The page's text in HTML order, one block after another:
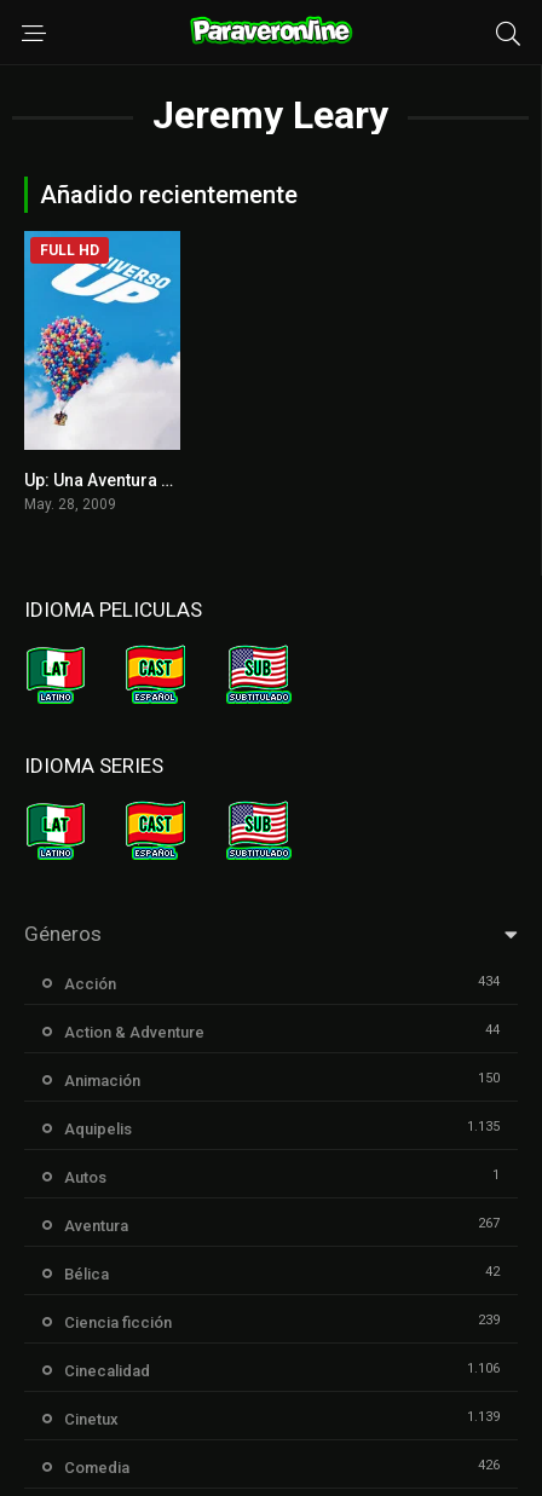
Jeremy Leary
Añadido recientemente
8.3
FULL HD
Up: Una Aventura de Altura
May. 28, 2009
IDIOMA PELICULAS
IDIOMA SERIES
Géneros
Acción 434
Action & Adventure 44
Animación 150
Aquipelis 1.135
Autos 1
Aventura 267
Bélica 42
Ciencia ficción 239
Cinecalidad 1.106
Cinetux 1.139
Comedia 426